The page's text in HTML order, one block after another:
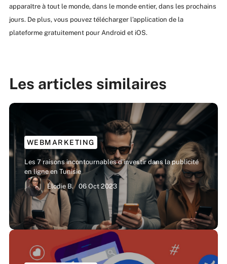
apparaître à tout le monde, dans le monde entier, dans les prochains
jours. De plus, vous pouvez télécharger l’application de la
plateforme gratuitement pour Android et iOS.
Les articles similaires
WEBMARKETING
Les 7 raisons incontournables d’investir dans la publicité
en ligne en Tunisie
Élodie B.
06 Oct 2023